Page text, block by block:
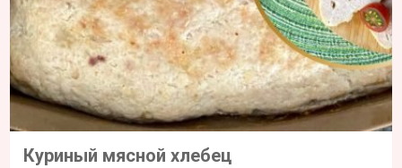
Куриный мясной хлебец